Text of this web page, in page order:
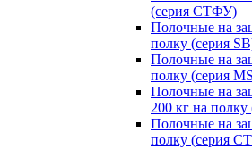
(серия СТФУ)
Полочные на
полку (серия
Полочные на
полку (серия
Полочные на
200 кг на
Полочные на
полку (серия